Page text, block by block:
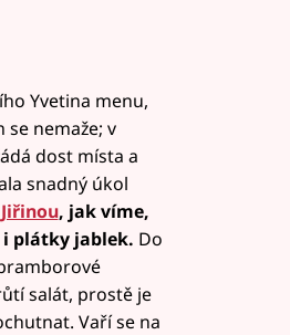
Yvetina menu,
se nemaže; v
dost místa a
snadný úkol
Jiřinou, jak víme,
i plátky jablek. Do
salát, prostě je
Vaří se na